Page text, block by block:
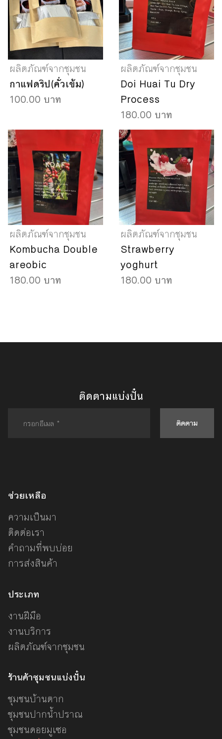
ผลิตภัณฑ์จากชุมชน
กาแฟดริป(คั่วเข้ม)
100.00 บาท
ผลิตภัณฑ์จากชุมชน
Doi Huai Tu Dry
Process
180.00 บาท
ผลิตภัณฑ์จากชุมชน
Kombucha Double
areobic
180.00 บาท
ผลิตภัณฑ์จากชุมชน
Strawberry
yoghurt
180.00 บาท
ติดตามแบ่งปั๋น
ติดตาม
ช่วยเหลือ
ความเป็นมา
ติดต่อเรา
คำถามที่พบบ่อย
การส่งสินค้า
ประเภท
งานฝีมือ
งานบริการ
ผลิตภัณฑ์จากชุมชน
ร้านค้าชุมชนแบ่งปั๋น
ชุมชนบ้านตาก
ชุมชนปากน้ำปราณ
ชุมชนดอยมูเซอ